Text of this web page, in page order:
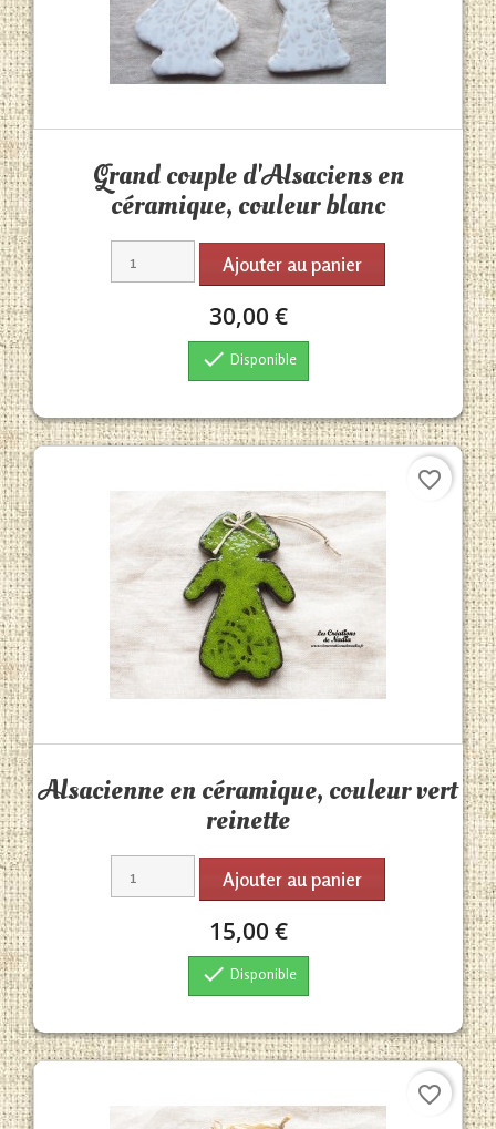
Grand couple d'Alsaciens en
céramique, couleur blanc
Ajouter au panier
30,00 €
 Disponible
Alsacienne en céramique, couleur vert
reinette
Ajouter au panier
15,00 €
 Disponible
favorite_border
favorite_border